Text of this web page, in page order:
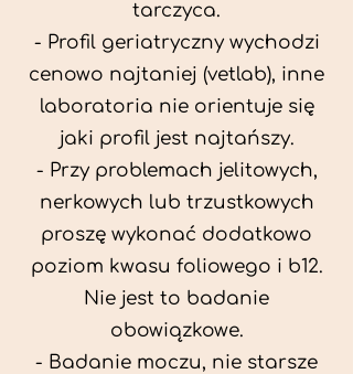
tarczyca.
- Profil geriatryczny wychodzi
cenowo najtaniej (vetlab), inne
laboratoria nie orientuje się
jaki profil jest najtańszy.
- Przy problemach jelitowych,
nerkowych lub trzustkowych
proszę wykonać dodatkowo
poziom kwasu foliowego i b12.
Nie jest to badanie
obowiązkowe.
- Badanie moczu, nie starsze